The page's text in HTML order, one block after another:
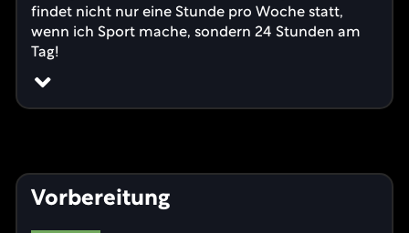
findet nicht nur eine Stunde pro Woche statt,
wenn ich Sport mache, sondern 24 Stunden am
Tag!
Vorbereitung